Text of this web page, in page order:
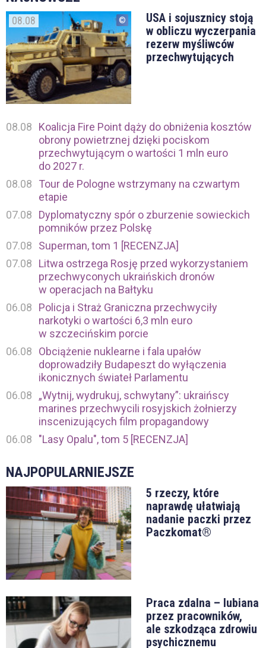
08.08
USA i sojusznicy stoją
w obliczu wyczerpania
rezerw myśliwców
przechwytujących
08.08
Koalicja Fire Point dąży do obniżenia kosztów
obrony powietrznej dzięki pociskom
przechwytującym o wartości 1 mln euro
do 2027 r.
08.08
Tour de Pologne wstrzymany na czwartym
etapie
07.08
Dyplomatyczny spór o zburzenie sowieckich
pomników przez Polskę
07.08
Superman, tom 1 [RECENZJA]
07.08
Litwa ostrzega Rosję przed wykorzystaniem
przechwyconych ukraińskich dronów
w operacjach na Bałtyku
06.08
Policja i Straż Graniczna przechwyciły
narkotyki o wartości 6,3 mln euro
w szczecińskim porcie
06.08
Obciążenie nuklearne i fala upałów
doprowadziły Budapeszt do wyłączenia
ikonicznych świateł Parlamentu
06.08
„Wytnij, wydrukuj, schwytany”: ukraińscy
marines przechwycili rosyjskich żołnierzy
inscenizujących film propagandowy
06.08
"Lasy Opalu", tom 5 [RECENZJA]
NAJPOPULARNIEJSZE
5 rzeczy, które
naprawdę ułatwiają
nadanie paczki przez
Paczkomat®
Praca zdalna – lubiana
przez pracowników,
ale szkodząca zdrowiu
psychicznemu